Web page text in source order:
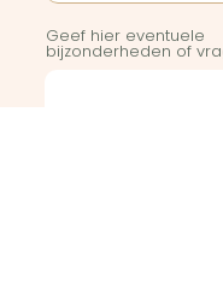
Geef hier eventuele
bijzonderheden of